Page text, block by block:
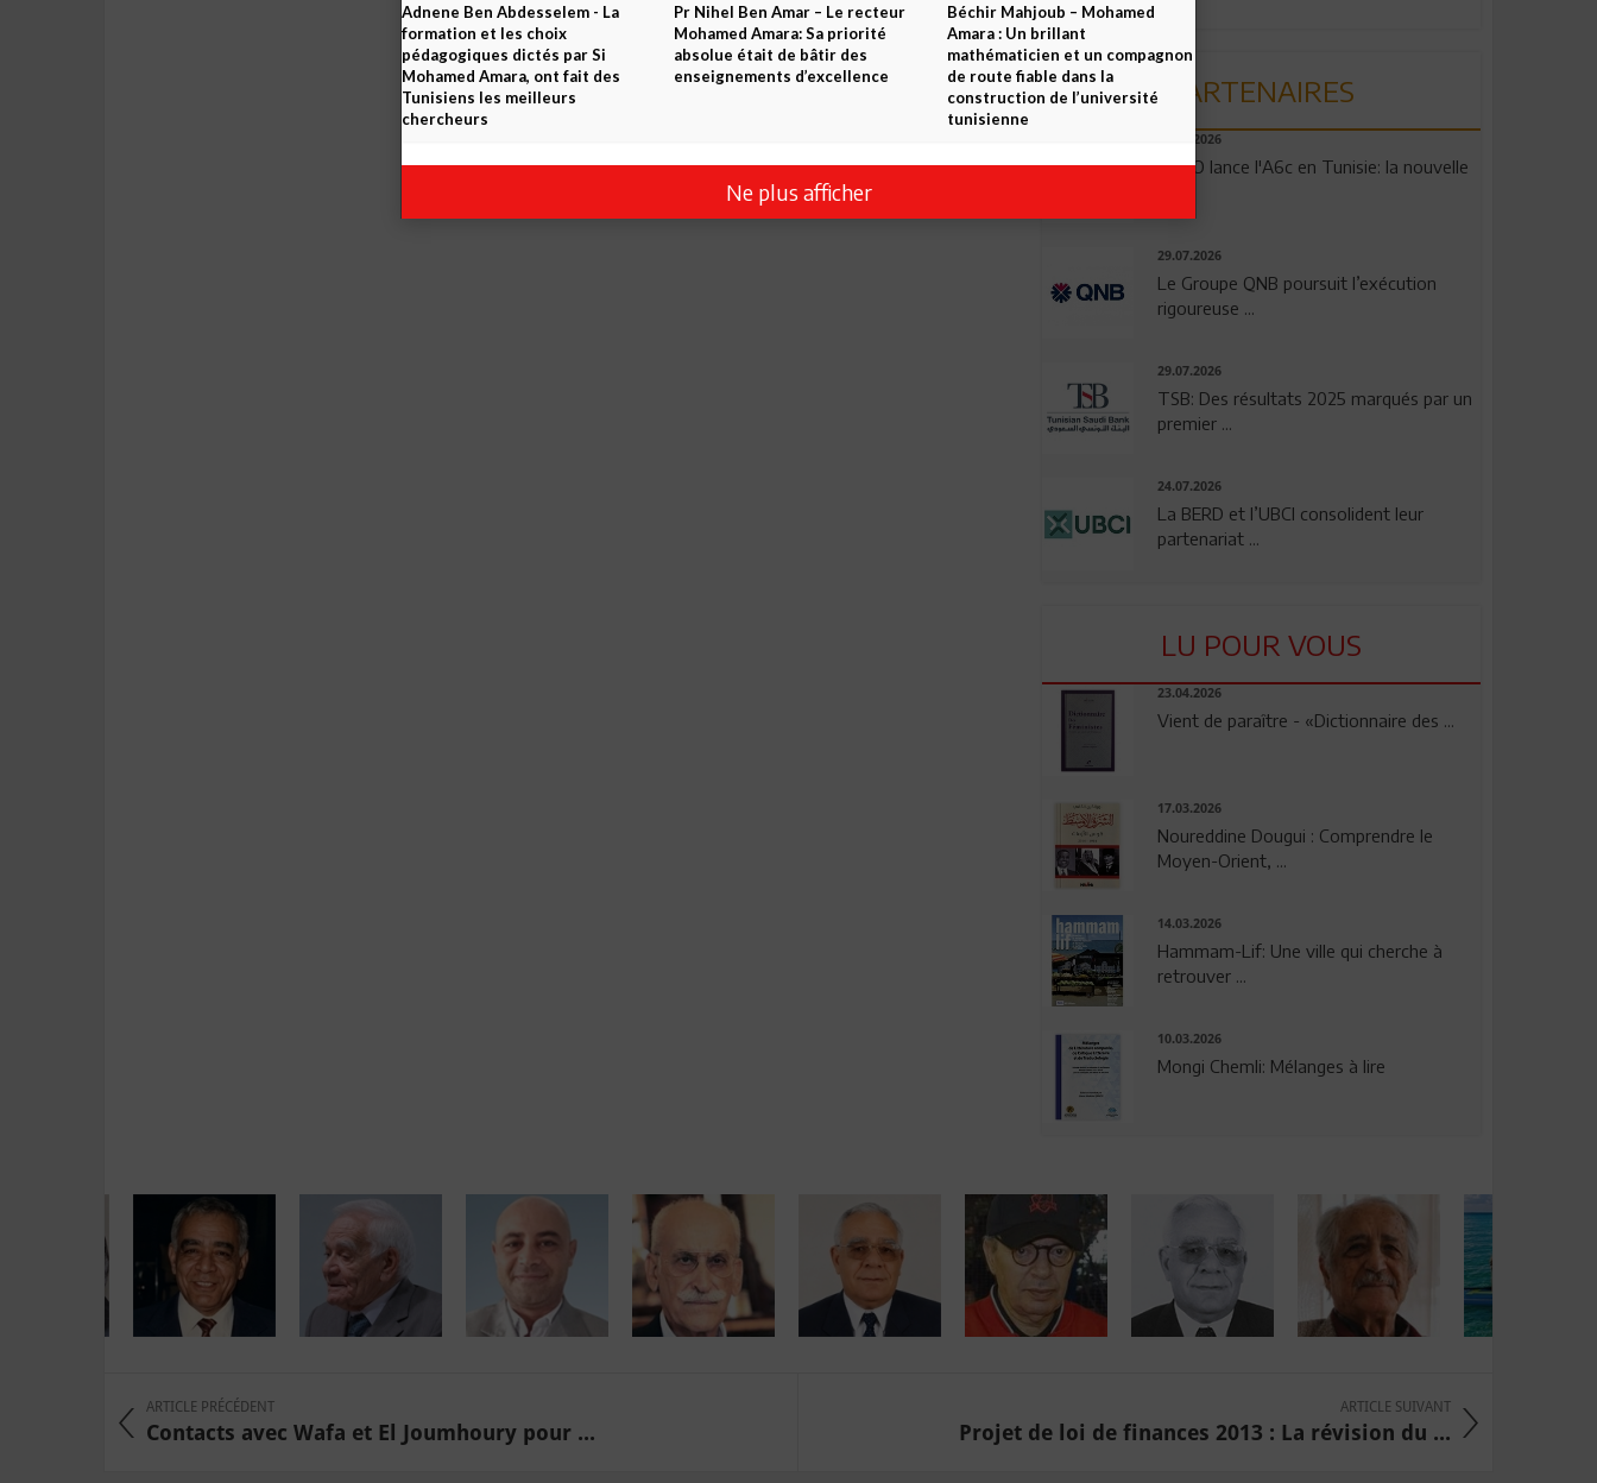
PARTENAIRES
04.08.2026
OPPO lance l'A6c en Tunisie: la nouvelle
29.07.2026
Le Groupe QNB poursuit l’exécution
rigoureuse ...
29.07.2026
TSB: Des résultats 2025 marqués par un
premier ...
24.07.2026
La BERD et l’UBCI consolident leur
partenariat ...
LU POUR VOUS
23.04.2026
Vient de paraître - «Dictionnaire des ...
17.03.2026
Noureddine Dougui : Comprendre le
Moyen-Orient, ...
14.03.2026
Hammam-Lif: Une ville qui cherche à
retrouver ...
10.03.2026
Mongi Chemli: Mélanges à lire
ARTICLE PRÉCÉDENT
Contacts avec Wafa et El Joumhoury pour ...
ARTICLE SUIVANT
Projet de loi de finances 2013 : La révision du ...
Adnene Ben Abdesselem - La
formation et les choix
pédagogiques dictés par Si
Mohamed Amara, ont fait des
Tunisiens les meilleurs
chercheurs
Pr Nihel Ben Amar – Le recteur
Mohamed Amara: Sa priorité
absolue était de bâtir des
enseignements d’excellence
Béchir Mahjoub – Mohamed
Amara : Un brillant
mathématicien et un compagnon
de route fiable dans la
construction de l’université
tunisienne
Ne plus afficher